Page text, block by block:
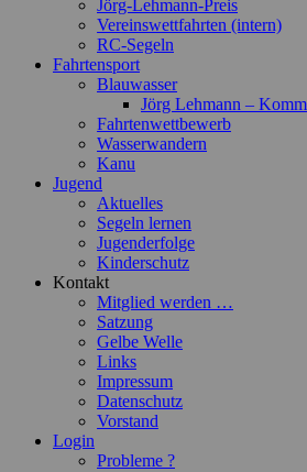
Jörg-Lehmann-Preis
Vereinswettfahrten (intern)
RC-Segeln
Fahrtensport
Blauwasser
Jörg Lehmann –
Fahrtenwettbewerb
Wasserwandern
Kanu
Jugend
Aktuelles
Segeln lernen
Jugenderfolge
Kinderschutz
Kontakt
Mitglied werden …
Satzung
Gelbe Welle
Links
Impressum
Datenschutz
Vorstand
Login
Probleme ?